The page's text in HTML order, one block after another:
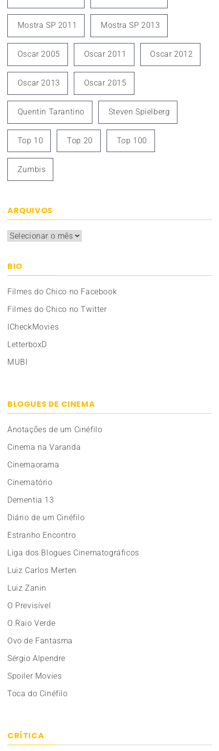
Mostra SP 2011 Mostra SP 2013
Oscar 2005 Oscar 2011 Oscar 2012
Oscar 2013 Oscar 2015
Quentin Tarantino Steven Spielberg
Top 10 Top 20 Top 100
Zumbis
ARQUIVOS
Arquivos
BIO
Filmes do Chico no Facebook
Filmes do Chico no Twitter
ICheckMovies
LetterboxD
MUBI
BLOGUES DE CINEMA
Anotações de um Cinéfilo
Cinema na Varanda
Cinemaorama
Cinematório
Dementia 13
Diário de um Cinéfilo
Estranho Encontro
Liga dos Blogues Cinematográficos
Luiz Carlos Merten
Luiz Zanin
O Previsível
O Raio Verde
Ovo de Fantasma
Sérgio Alpendre
Spoiler Movies
Toca do Cinéfilo
CRÍTICA